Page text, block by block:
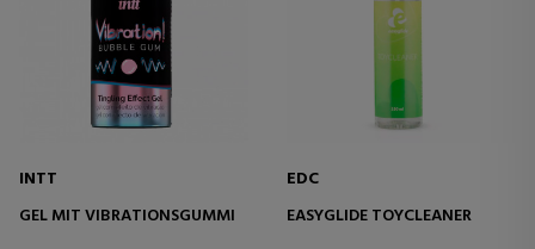
INTT
GEL MIT VIBRATIONSGUMMI
EDC
EASYGLIDE TOYCLEANER